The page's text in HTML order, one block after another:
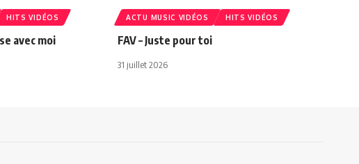
HITS VIDÉOS
avec moi
ACTU MUSIC VIDÉOS HITS VIDÉOS
FAV – Juste pour toi
31 juillet 2026